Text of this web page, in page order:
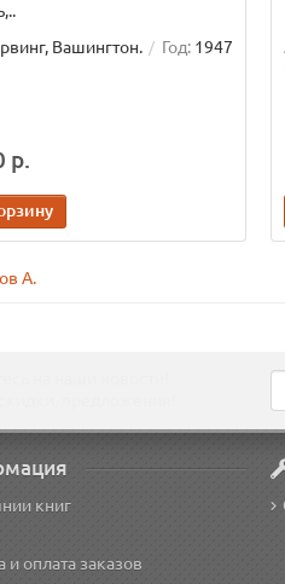
Вашингтон. Год: 1947
р.
А.
книг
и оплата заказов